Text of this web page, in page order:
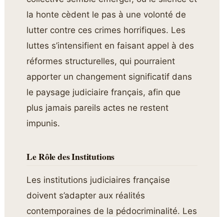
la honte cèdent le pas à une volonté de
lutter contre ces crimes horrifiques. Les
luttes s’intensifient en faisant appel à des
réformes structurelles, qui pourraient
apporter un changement significatif dans
le paysage judiciaire français, afin que
plus jamais pareils actes ne restent
impunis.
Le Rôle des Institutions
Les institutions judiciaires française
doivent s’adapter aux réalités
contemporaines de la pédocriminalité. Les